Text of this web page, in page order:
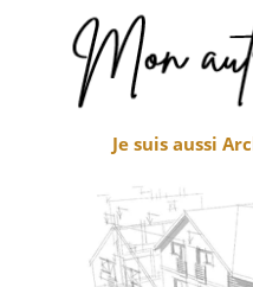
Je suis aussi